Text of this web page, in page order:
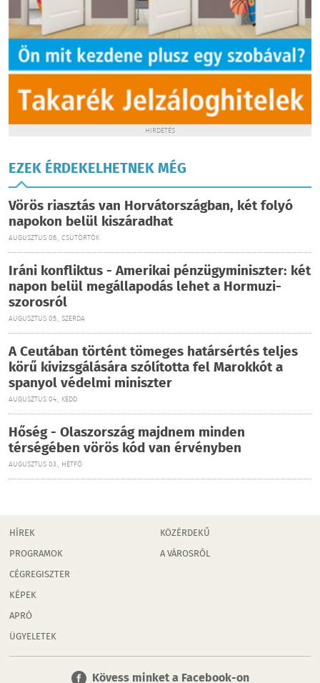
HIRDETÉS
EZEK ÉRDEKELHETNEK MÉG
Vörös riasztás van Horvátországban, két folyó
napokon belül kiszáradhat
AUGUSZTUS 06., CSÜTÖRTÖK
Iráni konfliktus - Amerikai pénzügyminiszter: két
napon belül megállapodás lehet a Hormuzi-
szorosról
AUGUSZTUS 05., SZERDA
A Ceutában történt tömeges határsértés teljes
körű kivizsgálására szólította fel Marokkót a
spanyol védelmi miniszter
AUGUSZTUS 04., KEDD
Hőség - Olaszország majdnem minden
térségében vörös kód van érvényben
AUGUSZTUS 03., HÉTFŐ
HÍREK
PROGRAMOK
CÉGREGISZTER
KÉPEK
APRÓ
ÜGYELETEK
KÖZÉRDEKŰ
A VÁROSRÓL
Kövess minket a Facebook-on